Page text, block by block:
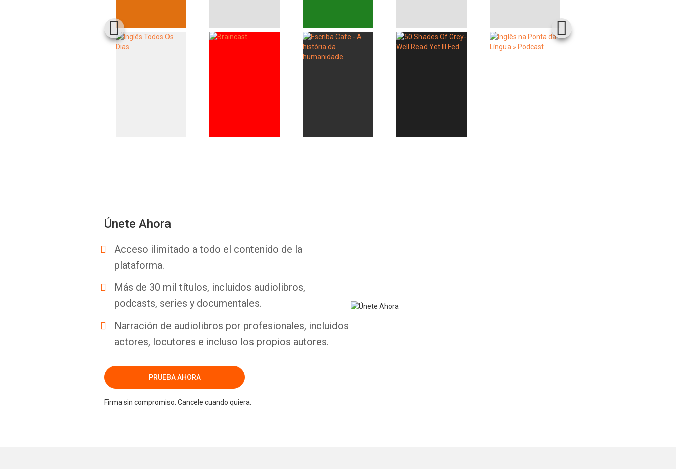
Únete Ahora
Acceso ilimitado a todo el contenido de la
plataforma.
Más de 30 mil títulos, incluidos audiolibros,
podcasts, series y documentales.
Narración de audiolibros por profesionales, incluidos
actores, locutores e incluso los propios autores.
PRUEBA AHORA
Firma sin compromiso. Cancele cuando quiera.